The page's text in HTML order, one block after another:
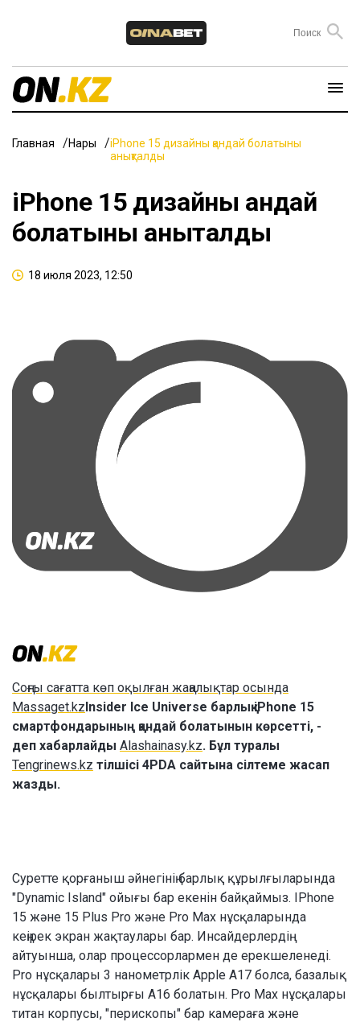
Главная Нарық
iPhone 15 дизайны қандай болатыны
анықталды
iPhone 15 дизайны қандай
болатыны анықталды
18 июля 2023, 12:50
Соңғы сағатта көп оқылған жаңалықтар осында
Massaget.kzInsider Ice Universe барлық iPhone 15
смартфондарының қандай болатынын көрсетті, -
деп хабарлайды Alashainasy.kz. Бұл туралы
Tengrinews.kz тілшісі 4PDA сайтына сілтеме жасап
жазды.
Суретте қорғаныш әйнегінің барлық құрылғыларында
"Dynamic Island" ойығы бар екенін байқаймыз. ІPhone
15 және 15 Plus Pro және Pro Max нұсқаларында
кеңірек экран жақтаулары бар. Инсайдерлердің
айтуынша, олар процессорлармен де ерекшеленеді.
Pro нұсқалары 3 нанометрлік Apple A17 болса, базалық
нұсқалары былтырғы A16 болатын. Pro Max нұсқалары
титан корпусы, "перископы" бар камераға және